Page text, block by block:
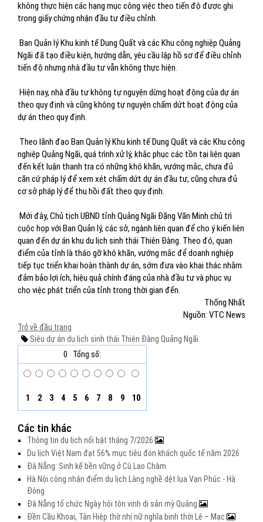
không thực hiện các hạng mục công việc theo tiến độ được ghi
trong giấy chứng nhận đầu tư điều chỉnh.
Ban Quản lý Khu kinh tế Dung Quất và các Khu công nghiệp Quảng
Ngãi đã tạo điều kiện, hướng dẫn, yêu cầu lập hồ sơ để điều chỉnh
tiến độ nhưng nhà đầu tư vẫn không thực hiện.
Hiện nay, nhà đầu tư không tự nguyện dừng hoạt động của dự án
theo quy định và cũng không tự nguyện chấm dứt hoạt động của
dự án theo quy định.
Theo lãnh đạo Ban Quản lý Khu kinh tế Dung Quất và các Khu công
nghiệp Quảng Ngãi, quá trình xử lý, khắc phục các tồn tại liên quan
đến kết luận thanh tra có những khó khăn, vướng mắc, chưa đủ
căn cứ pháp lý để xem xét chấm dứt dự án đầu tư, cũng chưa đủ
cơ sở pháp lý để thu hồi đất theo quy định.
Mới đây, Chủ tịch UBND tỉnh Quảng Ngãi Đặng Văn Minh chủ trì
cuộc họp với Ban Quản lý, các sở, ngành liên quan để cho ý kiến liên
quan đến dự án khu du lịch sinh thái Thiên Đàng. Theo đó, quan
điểm của tỉnh là tháo gỡ khó khăn, vướng mắc để doanh nghiệp
tiếp tục triển khai hoàn thành dự án, sớm đưa vào khai thác nhằm
đảm bảo lợi ích, hiệu quả chính đáng của nhà đầu tư và phục vụ
cho việc phát triển của tỉnh trong thời gian đến.
Thống Nhất
Nguồn: VTC News
Trở về đầu trang
Siêu dự án du lịch sinh thái Thiên Đàng Quảng Ngãi
0
Tổng số:
1 2 3 4 5 6 7 8 9 10
Các tin khác
Thông tin du lịch nổi bật tháng 7/2026
Du lịch Việt Nam đạt 56% mục tiêu đón khách quốc tế năm 2026
Đà Nẵng: Sinh kế bền vững ở Cù Lao Chàm
Hà Nội công nhận điểm du lịch Làng nghề dệt lụa Vạn Phúc - Hà
Đông
Đà Nẵng tổ chức Ngày hội tôn vinh di sản mỳ Quảng
Đền Cầu Khoai, Tân Hiệp thờ nhị nữ nghĩa binh thời Lê – Mạc